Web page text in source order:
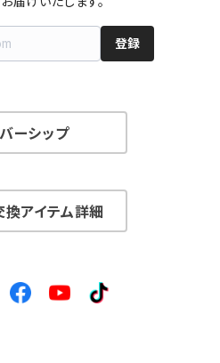
登録
ーシップ
換アイテム詳細